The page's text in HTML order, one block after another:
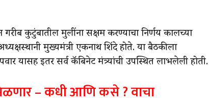
कुटुंबातील मुलींना सक्षम करण्याचा निर्णय कालच्या
मुख्यमंत्री एकनाथ शिंदे होते. या बैठकीला
यासह इतर सर्व कॅबिनेट मंत्र्यांची उपस्थित लाभलेली होती.
– कधी आणि कसे ? वाचा